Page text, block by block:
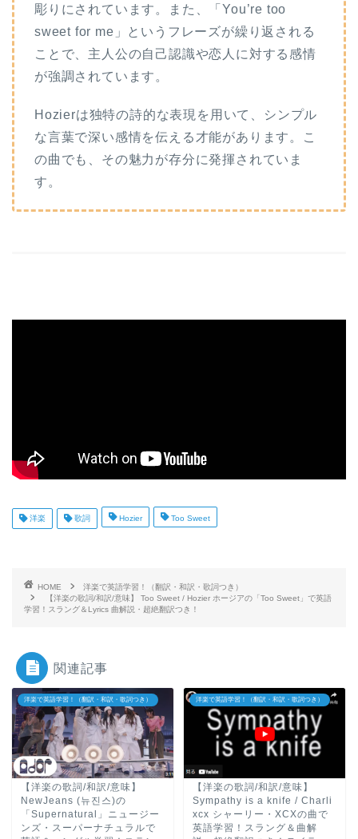
彫りにされています。また、「You’re too
sweet for me」というフレーズが繰り返される
ことで、主人公の自己認識や恋人に対する感情
が強調されています。
Hozierは独特の詩的な表現を用いて、シンプル
な言葉で深い感情を伝える才能があります。こ
の曲でも、その魅力が存分に発揮されていま
す。
洋楽 歌詞 Hozier Too Sweet
HOME
洋楽で英語学習！（翻訳・和訳・歌詞つき）
【洋楽の歌詞/和訳/意味】 Too Sweet / Hozier ホージアの「Too Sweet」で英語
学習！スラング＆Lyrics 曲解説・超絶翻訳つき！
関連記事
洋楽で英語学習！（翻訳・和訳・歌詞つき）
【洋楽の歌詞/和訳/意味】
NewJeans (뉴진스)の
「Supernatural」ニュージー
ンズ・スーパーナチュラルで
洋楽で英語学習！（翻訳・和訳・歌詞つき）
【洋楽の歌詞/和訳/意味】
Sympathy is a knife / Charli
xcx シャーリー・XCXの曲で
英語学習！スラング＆曲解